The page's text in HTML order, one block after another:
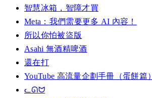
智慧冰箱，智障才買
Meta：我們需要更多 AI 內容！
所以你怕被盜版
Asahi 無酒精啤酒
還在打
YouTube 高流量企劃手冊（蛋餅篇）
ᓚᘏᗢ